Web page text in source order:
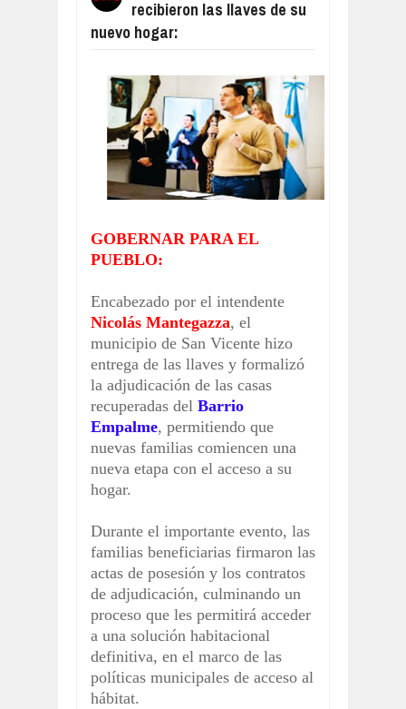
HAY PARO EN LOS PUERTOS DE
RESUMEN DEL PARTIDO,
Aug 04, 2026
RESUMEN DEL PARTIDO, VÉLEZ LE
Aug 04, 2026
RESUMEN DEL PARTIDO, BOCA LE
Aug 06, 2026
Aug 05,
recibieron las llaves de su
nuevo hogar:
GOBERNAR PARA EL
PUEBLO:
Encabezado por el intendente
Nicolás Mantegazza, el
municipio de San Vicente hizo
entrega de las llaves y formalizó
la adjudicación de las casas
recuperadas del Barrio
Empalme, permitiendo que
nuevas familias comiencen una
nueva etapa con el acceso a su
hogar.
Durante el importante evento, las
familias beneficiarias firmaron las
actas de posesión y los contratos
de adjudicación, culminando un
proceso que les permitirá acceder
a una solución habitacional
definitiva, en el marco de las
políticas municipales de acceso al
hábitat.